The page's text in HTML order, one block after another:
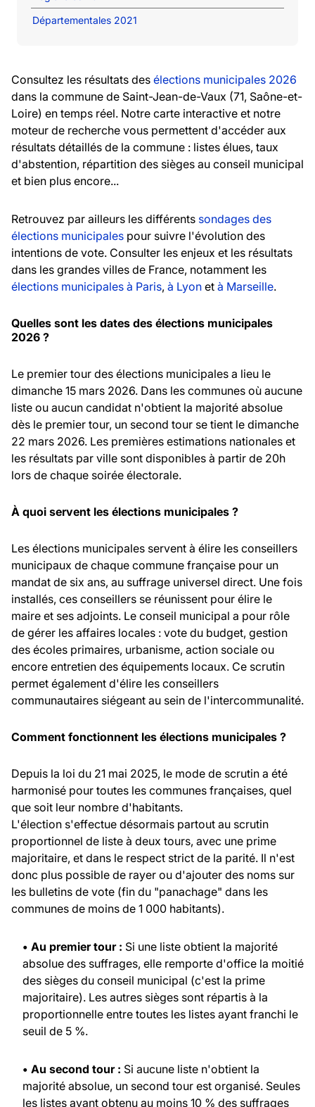
Départementales 2021
Consultez les résultats des élections municipales 2026
dans la commune de Saint-Jean-de-Vaux (71, Saône-et-
Loire) en temps réel. Notre carte interactive et notre
moteur de recherche vous permettent d'accéder aux
résultats détaillés de la commune : listes élues, taux
d'abstention, répartition des sièges au conseil municipal
et bien plus encore...
Retrouvez par ailleurs les différents sondages des
élections municipales pour suivre l'évolution des
intentions de vote. Consulter les enjeux et les résultats
dans les grandes villes de France, notamment les
élections municipales à Paris, à Lyon et à Marseille.
Quelles sont les dates des élections municipales
2026 ?
Le premier tour des élections municipales a lieu le
dimanche 15 mars 2026. Dans les communes où aucune
liste ou aucun candidat n'obtient la majorité absolue
dès le premier tour, un second tour se tient le dimanche
22 mars 2026. Les premières estimations nationales et
les résultats par ville sont disponibles à partir de 20h
lors de chaque soirée électorale.
À quoi servent les élections municipales ?
Les élections municipales servent à élire les conseillers
municipaux de chaque commune française pour un
mandat de six ans, au suffrage universel direct. Une fois
installés, ces conseillers se réunissent pour élire le
maire et ses adjoints. Le conseil municipal a pour rôle
de gérer les affaires locales : vote du budget, gestion
des écoles primaires, urbanisme, action sociale ou
encore entretien des équipements locaux. Ce scrutin
permet également d'élire les conseillers
communautaires siégeant au sein de l'intercommunalité.
Comment fonctionnent les élections municipales ?
Depuis la loi du 21 mai 2025, le mode de scrutin a été
harmonisé pour toutes les communes françaises, quel
que soit leur nombre d'habitants.
L'élection s'effectue désormais partout au scrutin
proportionnel de liste à deux tours, avec une prime
majoritaire, et dans le respect strict de la parité. Il n'est
donc plus possible de rayer ou d'ajouter des noms sur
les bulletins de vote (fin du "panachage" dans les
communes de moins de 1 000 habitants).
• Au premier tour : Si une liste obtient la majorité
absolue des suffrages, elle remporte d'office la moitié
des sièges du conseil municipal (c'est la prime
majoritaire). Les autres sièges sont répartis à la
proportionnelle entre toutes les listes ayant franchi le
seuil de 5 %.
• Au second tour : Si aucune liste n'obtient la
majorité absolue, un second tour est organisé. Seules
les listes ayant obtenu au moins 10 % des suffrages